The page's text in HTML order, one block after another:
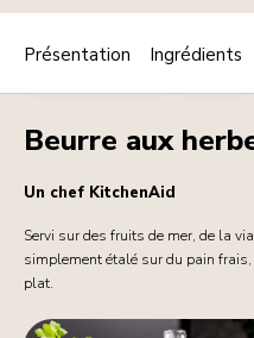
AMUSE-BOUCHE FROID
Beurre aux
Un chef KitchenAid
Servi sur des fruits de mer, de la
simplement étalé sur du pain
plat.
Présentation Ingrédients